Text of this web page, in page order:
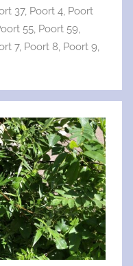
37, Poort 4, Poort
55, Poort 59,
7, Poort 8, Poort 9,